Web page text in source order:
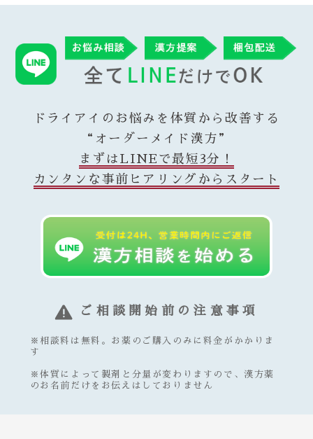
ご購入いただいた翌営業日には発送させてい
時間がかかることがありますが、その場合は
遅くとも3営業日以内に発送させていただきま
す。
ご納得いただけた場合に再度ご購入いただい
て、変更が必要であればご提供する漢方も変
更させていただいております。
店である漢方薬局太陽堂では新宿の実店舗で
総合部門で全国実力薬局100選（都内では3店
舗のみ）に選出された太陽堂で研鑽を積んだ
薬剤師がReiyodoにも在籍している為、オン
ラインでも安心してご利用いただけます。
ドライアイのお悩みを体質から改善する
“オーダーメイド漢方”
まずはLINEで最短3分！
カンタンな事前ヒアリングからスタート
ご相談開始前の注意事項
※相談料は無料。お薬のご購入のみに料金がかかりま
す
※体質によって製剤と分量が変わりますので、漢方薬
のお名前だけをお伝えはしておりません